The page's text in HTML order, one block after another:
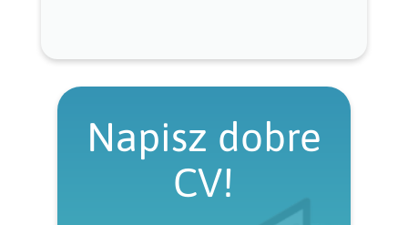
Napisz dobre
CV!